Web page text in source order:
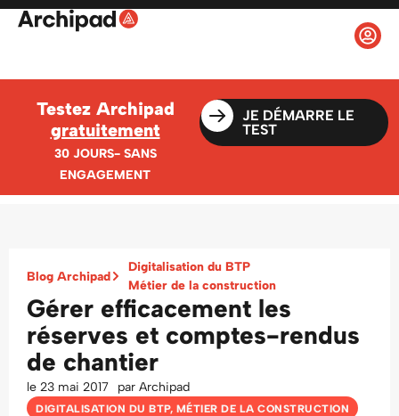
Testez Archipad
gratuitement
30 JOURS- SANS
ENGAGEMENT
JE DÉMARRE LE
TEST
Blog Archipad
Digitalisation du BTP
Métier de la construction
Gérer efficacement les
réserves et comptes-rendus
de chantier
le 23 mai 2017 par Archipad
DIGITALISATION DU BTP, MÉTIER DE LA CONSTRUCTION